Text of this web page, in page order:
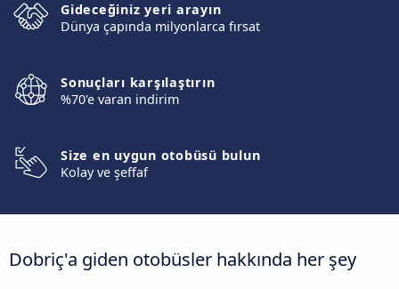
Gideceğiniz yeri arayın
Dünya çapında milyonlarca fırsat
Sonuçları karşılaştırın
%70'e varan indirim
Size en uygun otobüsü bulun
Kolay ve şeffaf
Dobriç'a giden otobüsler hakkında her şey